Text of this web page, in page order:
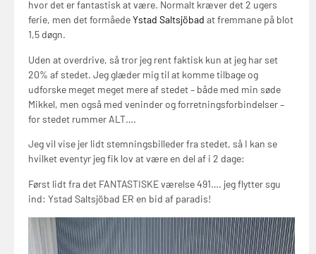
hvor det er fantastisk at være. Normalt kræver det 2 ugers
ferie, men det formåede Ystad Saltsjöbad at fremmane på blot
1,5 døgn.
Uden at overdrive, så tror jeg rent faktisk kun at jeg har set
20% af stedet. Jeg glæder mig til at komme tilbage og
udforske meget meget mere af stedet – både med min søde
Mikkel, men også med veninder og forretningsforbindelser –
for stedet rummer ALT….
Jeg vil vise jer lidt stemningsbilleder fra stedet, så I kan se
hvilket eventyr jeg fik lov at være en del af i 2 dage:
Først lidt fra det FANTASTISKE værelse 491…. jeg flytter sgu
ind: Ystad Saltsjöbad ER en bid af paradis!